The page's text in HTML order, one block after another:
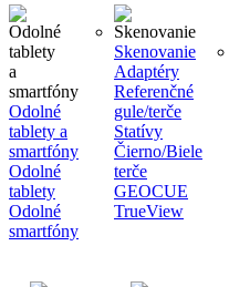
Odolné
tablety a
smartfóny
Odolné
tablety
Odolné
smartfóny
Skenovanie
Adaptéry
Referenčné
gule/terče
Statívy
Čierno/Biele
terče
GEOCUE
TrueView